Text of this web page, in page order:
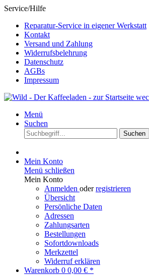
Service/Hilfe
Reparatur-Service in eigener Werkstatt
Kontakt
Versand und Zahlung
Widerrufsbelehrung
Datenschutz
AGBs
Impressum
Menü
Suchen
Suchen
Mein Konto
Menü schließen
Mein Konto
Anmelden oderregistrieren
Übersicht
Persönliche Daten
Adressen
Zahlungsarten
Bestellungen
Sofortdownloads
Merkzettel
Widerruf erklären
Warenkorb 0 0,00 € *